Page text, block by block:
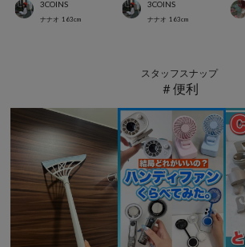
3COINS
ナナオ 163cm
3COINS
ナナオ 163cm
スタッフスナップ
＃便利